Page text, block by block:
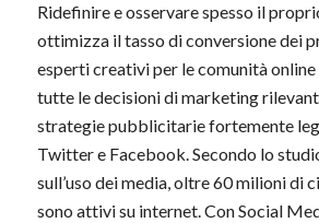
Ridefinire e osservare spesso il
ottimizza il tasso di conversione dei
esperti creativi per le comunità online
tutte le decisioni di marketing
strategie pubblicitarie fortemente
Twitter e Facebook. Secondo lo
sull’uso dei media, oltre 60 milioni di
sono attivi su internet. Con Social